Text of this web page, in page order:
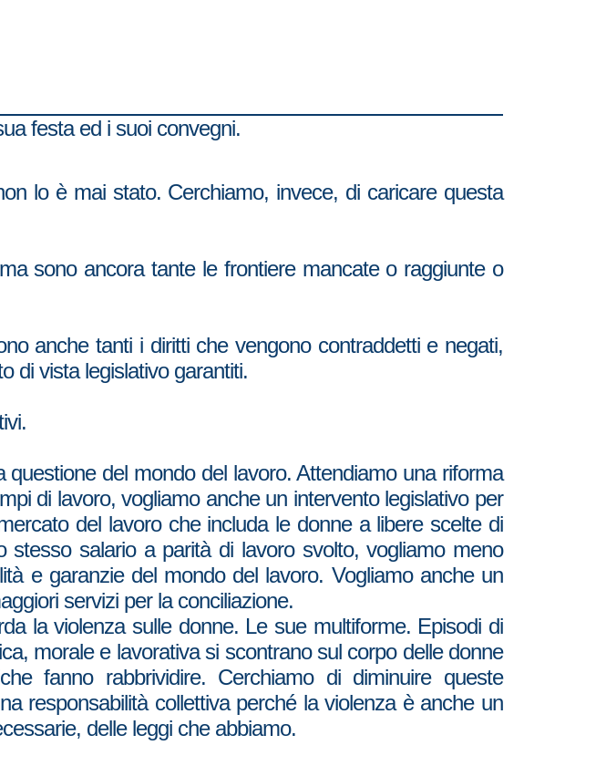
festa ed i suoi convegni.
lo è mai stato. Cerchiamo, invece, di caricare questa
sono ancora tante le frontiere mancate o raggiunte o
anche tanti i diritti che vengono contraddetti e negati,
di vista legislativo garantiti.
del mondo del lavoro. Attendiamo una riforma
di lavoro, vogliamo anche un intervento legislativo per
del lavoro che includa le donne a libere scelte di
salario a parità di lavoro svolto, vogliamo meno
e garanzie del mondo del lavoro. Vogliamo anche un
servizi per la conciliazione.
la violenza sulle donne. Le sue multiforme. Episodi di
morale e lavorativa si scontrano sul corpo delle donne
fanno rabbrividire. Cerchiamo di diminuire queste
responsabilità collettiva perché la violenza è anche un
delle leggi che abbiamo.